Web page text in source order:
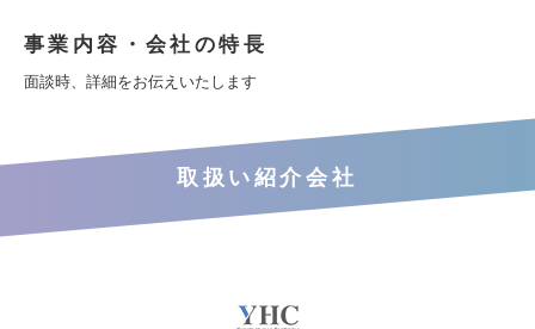
事業内容・会社の特長
面談時、詳細をお伝えいたします
取扱い紹介会社